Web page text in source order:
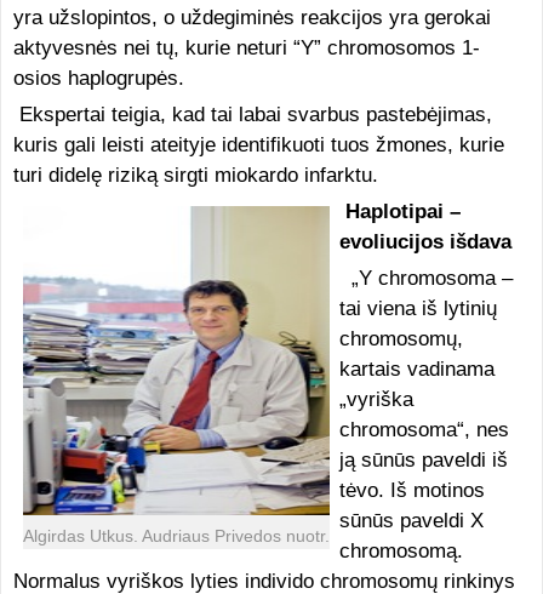
yra užslopintos, o uždegiminės reakcijos yra gerokai
aktyvesnės nei tų, kurie neturi “Y” chromosomos 1-
osios haplogrupės.
Ekspertai teigia, kad tai labai svarbus pastebėjimas,
kuris gali leisti ateityje identifikuoti tuos žmones, kurie
turi didelę riziką sirgti miokardo infarktu.
Algirdas Utkus. Audriaus Privedos nuotr.
Haplotipai –
evoliucijos išdava
„Y chromosoma –
tai viena iš lytinių
chromosomų,
kartais vadinama
„vyriška
chromosoma“, nes
ją sūnūs paveldi iš
tėvo. Iš motinos
sūnūs paveldi X
chromosomą.
Normalus vyriškos lyties individo chromosomų rinkinys